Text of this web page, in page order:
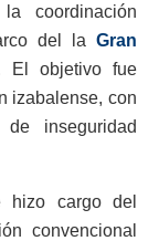
coordinación
del la Gran
El objetivo fue
izabalense, con
inseguridad
hizo cargo del
convencional